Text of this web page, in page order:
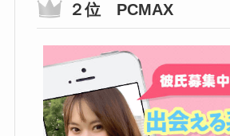
２位 PCMAX